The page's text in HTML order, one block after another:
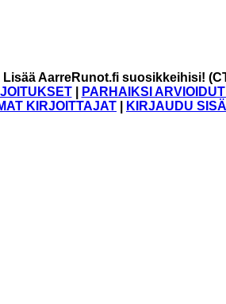
Lisää AarreRunot.fi suosikkeihisi!
|
PARHAIKSI
KIRJOITTAJAT
KIRJAUDU